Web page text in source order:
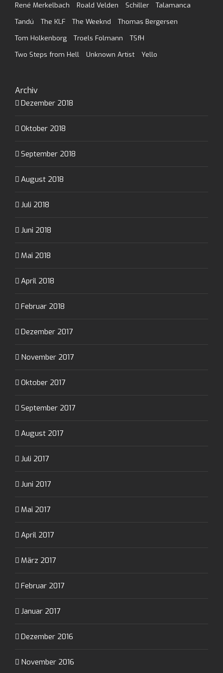
René Merkelbach
Roald Velden Schiller
Talamanca
Tandú
The KLF The Weeknd
Thomas Bergersen
Tom Holkenborg
Troels Folmann
TSfH
Two Steps from Hell
Unknown Artist Yello
Archiv
Dezember 2018
Oktober 2018
September 2018
August 2018
Juli 2018
Juni 2018
Mai 2018
April 2018
Februar 2018
Dezember 2017
November 2017
Oktober 2017
September 2017
August 2017
Juli 2017
Juni 2017
Mai 2017
April 2017
März 2017
Februar 2017
Januar 2017
Dezember 2016
November 2016